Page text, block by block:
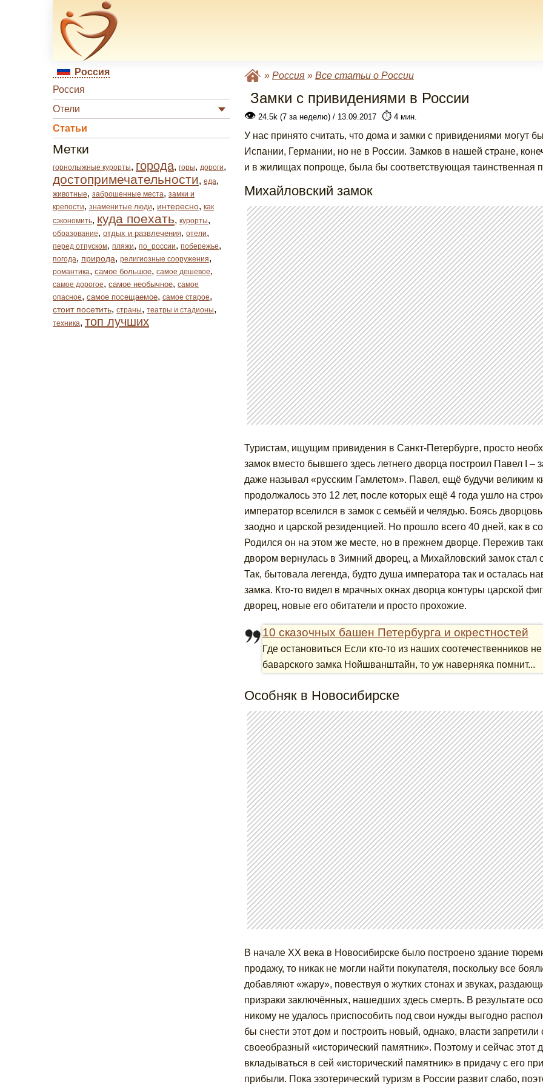
Россия
Россия
Отели
Статьи
Метки
горнолыжные курорты, города, горы, дороги,
достопримечательности, еда,
животные, заброшенные места, замки и
крепости, знаменитые люди, интересно, как
сэкономить, куда поехать, курорты,
образование, отдых и развлечения, отели,
перед отпуском, пляжи, по_россии, побережье,
погода, природа, религиозные сооружения,
романтика, самое большое, самое дешевое,
самое дорогое, самое необычное, самое
опасное, самое посещаемое, самое старое,
стоит посетить, страны, театры и стадионы,
техника, топ лучших
» Россия» Все статьи о России
Замки с привидениями в России
👁 24.5k (7 за неделю) / 13.09.2017 ⏱️4 мин.
У нас принято считать, что дома и замки с привидениями могут
Испании, Германии, но не в России. Замков в нашей стране,
и в жилищах попроще, была бы соответствующая таинственная
Михайловский замок
Туристам, ищущим привидения в Санкт-Петербурге, просто
замок вместо бывшего здесь летнего дворца построил Павел I –
даже называл «русским Гамлетом». Павел, ещё будучи великим
продолжалось это 12 лет, после которых ещё 4 года ушло на
император вселился в замок с семьёй и челядью. Боясь
заодно и царской резиденцией. Но прошло всего 40 дней, как в
Родился он на этом же месте, но в прежнем дворце. Пережив
двором вернулась в Зимний дворец, а Михайловский замок стал
Так, бытовала легенда, будто душа императора так и осталась
замка. Кто-то видел в мрачных окнах дворца контуры царской
дворец, новые его обитатели и просто прохожие.
10 сказочных башен Петербурга и окрестностей
Где остановиться Если кто-то из наших соотечественников
баварского замка Нойшванштайн, то уж наверняка помнит...
Особняк в Новосибирске
В начале XX века в Новосибирске было построено здание
продажу, то никак не могли найти покупателя, поскольку все
добавляют «жару», повествуя о жутких стонах и звуках,
призраки заключённых, нашедших здесь смерть. В результате
никому не удалось приспособить под свои нужды выгодно
бы снести этот дом и построить новый, однако, власти
своеобразный «исторический памятник». Поэтому и сейчас этот
вкладываться в сей «исторический памятник» в придачу с его
прибыли. Пока эзотерический туризм в России развит слабо,